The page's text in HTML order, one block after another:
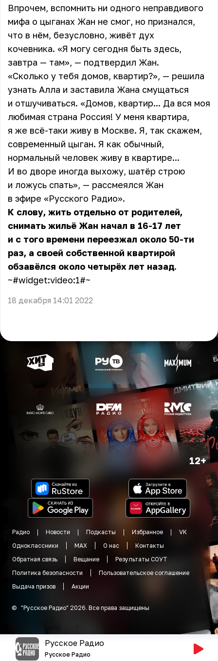
Впрочем, вспомнить ни одного неправдивого
мифа о цыганах Жан не смог, но признался,
что в нём, безусловно, живёт дух
кочевника. «Я могу сегодня быть здесь,
завтра — там», — подтвердил Жан.
«Сколько у тебя домов, квартир?», — решила
узнать Алла и заставила Жана смущаться
и отшучиваться. «Домов, квартир... Да вся моя
любимая страна Россия! У меня квартира,
я же всё-таки живу в Москве. Я, так скажем,
современный цыган. Я как обычный,
нормальный человек живу в квартире...
И во дворе иногда выхожу, шатёр строю
и ложусь спать», — рассмеялся Жан
в эфире «Русского Радио».
К слову, жить отдельно от родителей,
снимать жильё Жан начал в 16-17 лет
и с того времени переезжал около 50-ти
раз, а своей собственной квартирой
обзавёлся около четырёх лет назад.
~#widget:video:1#~
18 декабря 14:01 2022
12+
Радио Новости Подкасты Избранное
VK
Одноклассники
MAX О нас
Контакты
Обратная связь
Вещание
Результаты СОУТ
Политика безопасности
Пользовательское соглашение
Выдача призов
Акции
© "Русское Радио" 2026. Все права защищены
Русское Радио
Русское Радио